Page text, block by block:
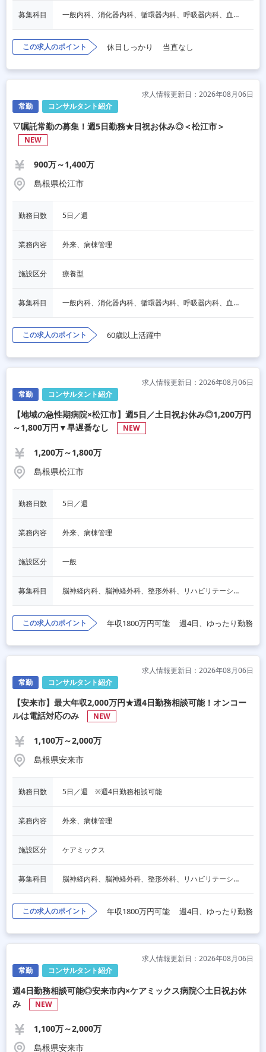
募集科目 一般内科、消化器内科、循環器内科、呼吸器内科、血液内科、心療内科、脳神経内科、内分泌内科、老人内科、一般外科、消化器外科、心臓外科、呼吸器外科、脳神経外科、整形外科、形成外科、リハビリテーション科、小児科、産婦人科、婦人科、精神科、眼科、耳鼻咽喉科、皮膚科、泌尿器科、放射線科、人工透析、麻酔科、美容外科、人間ドック・検診、その他
この求人のポイント 休日しっかり 当直なし
常勤 コンサルタント紹介
求人情報更新日：2026年08月06日
▽嘱託常勤の募集！週5日勤務★日祝お休み◎＜松江市＞
NEW
900万～1,400万
島根県松江市
勤務日数 5日／週
業務内容 外来、病棟管理
施設区分 療養型
募集科目 一般内科、消化器内科、循環器内科、呼吸器内科、血液内科、脳神経内科、内分泌内科、老人内科、その他
この求人のポイント 60歳以上活躍中
常勤 コンサルタント紹介
求人情報更新日：2026年08月06日
【地域の急性期病院×松江市】週5日／土日祝お休み◎1,200万円
～1,800万円▼早遅番なし
NEW
1,200万～1,800万
島根県松江市
勤務日数 5日／週
業務内容 外来、病棟管理
施設区分 一般
募集科目 脳神経内科、脳神経外科、整形外科、リハビリテーション科
この求人のポイント 年収1800万円可能 週4日、ゆったり勤務
常勤 コンサルタント紹介
求人情報更新日：2026年08月06日
【安来市】最大年収2,000万円★週4日勤務相談可能！オンコー
ルは電話対応のみ
NEW
1,100万～2,000万
島根県安来市
勤務日数 5日／週　※週4日勤務相談可能
業務内容 外来、病棟管理
施設区分 ケアミックス
募集科目 脳神経内科、脳神経外科、整形外科、リハビリテーション科
この求人のポイント 年収1800万円可能 週4日、ゆったり勤務
常勤 コンサルタント紹介
求人情報更新日：2026年08月06日
週4日勤務相談可能◎安来市内×ケアミックス病院◇土日祝お休
み
NEW
1,100万～2,000万
島根県安来市